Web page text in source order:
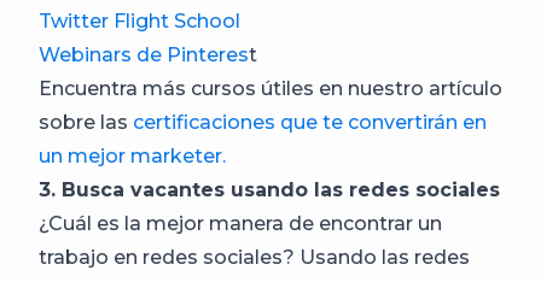
Twitter Flight School
Webinars de Pinterest
Encuentra más cursos útiles en nuestro artículo
sobre las certificaciones que te convertirán en
un mejor marketer.
3. Busca vacantes usando las redes sociales
¿Cuál es la mejor manera de encontrar un
trabajo en redes sociales? Usando las redes